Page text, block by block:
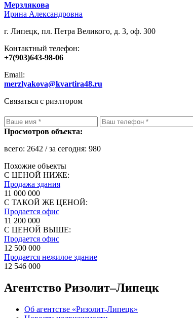
Мерзлякова
Ирина Александровна
г. Липецк, пл. Петра Великого, д. 3, оф. 300
Контактный телефон:
+7(903)643-98-06
Email:
merzlyakova@kvartira48.ru
Связаться с риэлтором
Просмотров объекта:
всего: 2642 / за сегодня: 980
Похожие объекты
С ЦЕНОЙ НИЖЕ:
Продажа здания
11 000 000
С ТАКОЙ ЖЕ ЦЕНОЙ:
Продается офис
11 200 000
С ЦЕНОЙ ВЫШЕ:
Продается офис
12 500 000
Продается нежилое здание
12 546 000
Агентство Ризолит–Липецк
Об агентстве «Ризолит-Липецк»